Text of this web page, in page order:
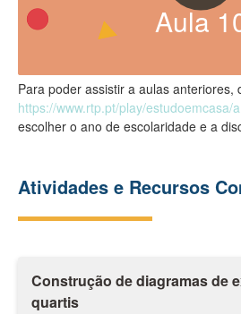
Aula
Para poder assistir a aulas anteriores,
https://www.rtp.pt/play/estudoemcasa/
escolher o ano de escolaridade e a
Atividades e Recursos
Construção de diagramas de
quartis